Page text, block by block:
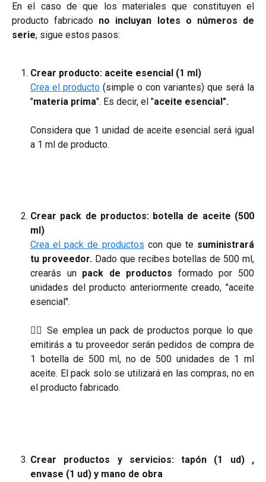
En el caso de que los materiales que constituyen el
producto fabricado no incluyan lotes o números de
serie, sigue estos pasos:
Crear producto: aceite esencial (1 ml)
Crea el producto (simple o con variantes) que será la
"materia prima". Es decir, el "aceite esencial".
Considera que 1 unidad de aceite esencial será igual
a 1 ml de producto.
Crear pack de productos: botella de aceite (500
ml)
Crea el pack de productos con que te suministrará
tu proveedor. Dado que recibes botellas de 500 ml,
crearás un pack de productos formado por 500
unidades del producto anteriormente creado, "aceite
esencial".
☝🏼 Se emplea un pack de productos porque lo que
emitirás a tu proveedor serán pedidos de compra de
1 botella de 500 ml, no de 500 unidades de 1 ml
aceite. El pack solo se utilizará en las compras, no en
el producto fabricado.
Crear productos y servicios: tapón (1 ud) ,
envase (1 ud) y mano de obra